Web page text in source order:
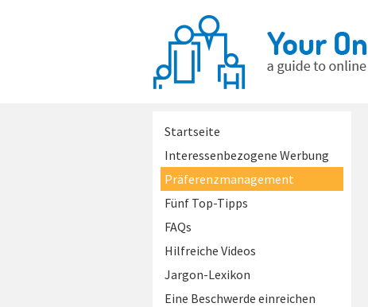
Startseite
Interessenbezogene Werbung
Präferenzmanagement
Fünf Top-Tipps
FAQs
Hilfreiche Videos
Jargon-Lexikon
Eine Beschwerde einreichen